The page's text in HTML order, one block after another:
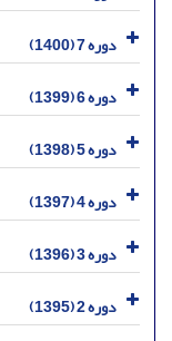
دوره 7 (1400)
دوره 6 (1399)
دوره 5 (1398)
دوره 4 (1397)
دوره 3 (1396)
دوره 2 (1395)